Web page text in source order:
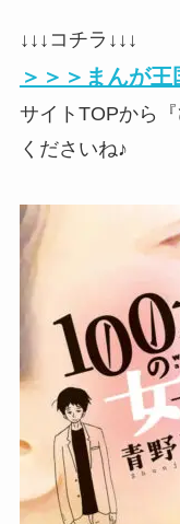
↓↓↓コチラ↓↓↓
＞＞＞まんが王
サイトTOPから
くださいね♪